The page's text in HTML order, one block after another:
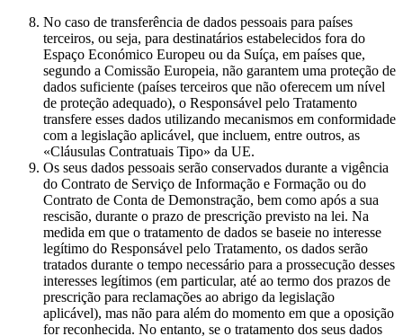
No caso de transferência de dados pessoais para países
terceiros, ou seja, para destinatários estabelecidos fora do
Espaço Económico Europeu ou da Suíça, em países que,
segundo a Comissão Europeia, não garantem uma proteção de
dados suficiente (países terceiros que não oferecem um nível
de proteção adequado), o Responsável pelo Tratamento
transfere esses dados utilizando mecanismos em conformidade
com a legislação aplicável, que incluem, entre outros, as
«Cláusulas Contratuais Tipo» da UE.
Os seus dados pessoais serão conservados durante a vigência
do Contrato de Serviço de Informação e Formação ou do
Contrato de Conta de Demonstração, bem como após a sua
rescisão, durante o prazo de prescrição previsto na lei. Na
medida em que o tratamento de dados se baseie no interesse
legítimo do Responsável pelo Tratamento, os dados serão
tratados durante o tempo necessário para a prossecução desses
interesses legítimos (em particular, até ao termo dos prazos de
prescrição para reclamações ao abrigo da legislação
aplicável), mas não para além do momento em que a oposição
for reconhecida. No entanto, se o tratamento dos seus dados